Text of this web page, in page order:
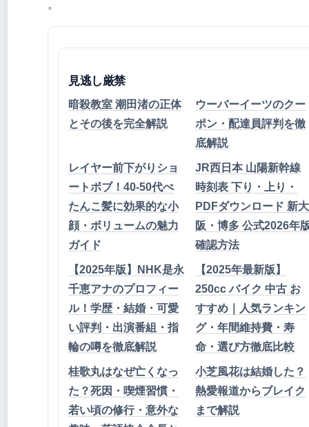
。
見逃し厳禁
暗殺教室 潮田渚の正体
とその後を完全解説
ウーバーイーツのクー
ポン・配達員評判を徹
底解説
レイヤー前下がりショ
ートボブ！40-50代ぺ
たんこ髪に効果的な小
顔・ボリュームの魅力
ガイド
JR西日本 山陽新幹線
時刻表 下り・上り・
PDFダウンロード 新大
阪・博多 公式2026年
確認方法
【2025年版】NHK是永
千恵アナのプロフィー
ル！学歴・結婚・可愛
い評判・出演番組・指
輪の噂を徹底解説
【2025年最新版】
250cc バイク 中古 お
すすめ｜人気ランキン
グ・年間維持費・寿
命・選び方徹底比較
桂歌丸はなぜ亡くなっ
た？死因・喫煙習慣・
若い頃の修行・意外な
小芝風花は結婚した？
熱愛報道からブレイク
まで解説